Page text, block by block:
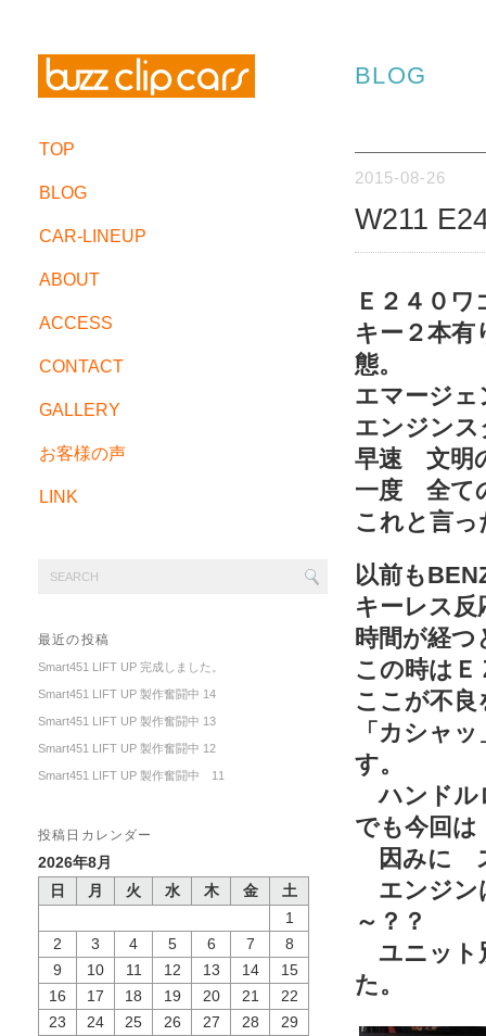
TOP
BLOG
CAR-LINEUP
ABOUT
ACCESS
CONTACT
GALLERY
お客様の声
LINK
最近の投稿
Smart451 LIFT UP 完成しました。
Smart451 LIFT UP 製作奮闘中 14
Smart451 LIFT UP 製作奮闘中 13
Smart451 LIFT UP 製作奮闘中 12
Smart451 LIFT UP 製作奮闘中 11
投稿日カレンダー
2026年8月
日
月 火 水 木 金
土
1
2
3 4 5 6 7
8
9
10 11 12 13 14
15
16
17 18 19 20 21
22
23
24 25 26 27 28
29
BLOG
2015-08-26
W211
Ｅ２４０
キー２本
態。
エマージ
エンジン
早速 文明
一度 全て
これと言
以前も
キーレス
時間が経
この時はＥ
ここが不
「カシャ
す。
ハンドル
でも今回
因みに
エンジン
～？？
ユニット
た。